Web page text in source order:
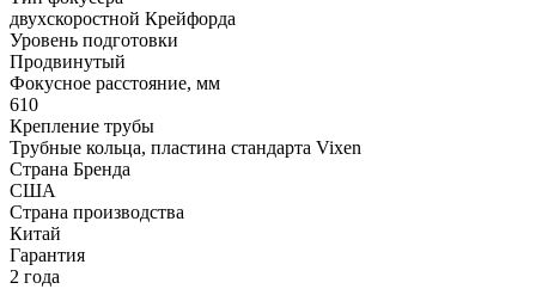
двухскоростной Крейфорда
Уровень подготовки
Продвинутый
Фокусное расстояние, мм
610
Крепление трубы
Трубные кольца, пластина стандарта Vixen
Страна Бренда
США
Страна производства
Китай
Гарантия
2 года